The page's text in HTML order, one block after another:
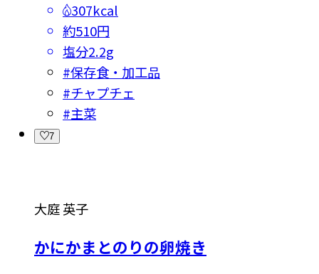
307kcal
約510円
塩分2.2g
#保存食・加工品
#チャプチェ
#主菜
7
大庭 英子
かにかまとのりの卵焼き